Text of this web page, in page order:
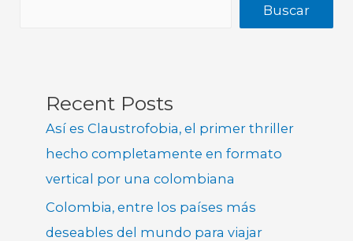
Buscar
Recent Posts
Así es Claustrofobia, el primer thriller
hecho completamente en formato
vertical por una colombiana
Colombia, entre los países más
deseables del mundo para viajar